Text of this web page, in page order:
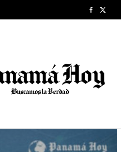
F
b
k e